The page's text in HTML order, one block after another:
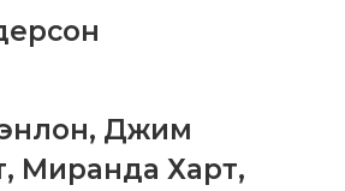
, Джим
, Миранда Харт,